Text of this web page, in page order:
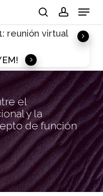
Menu
reunión virtual
el
y la
de función